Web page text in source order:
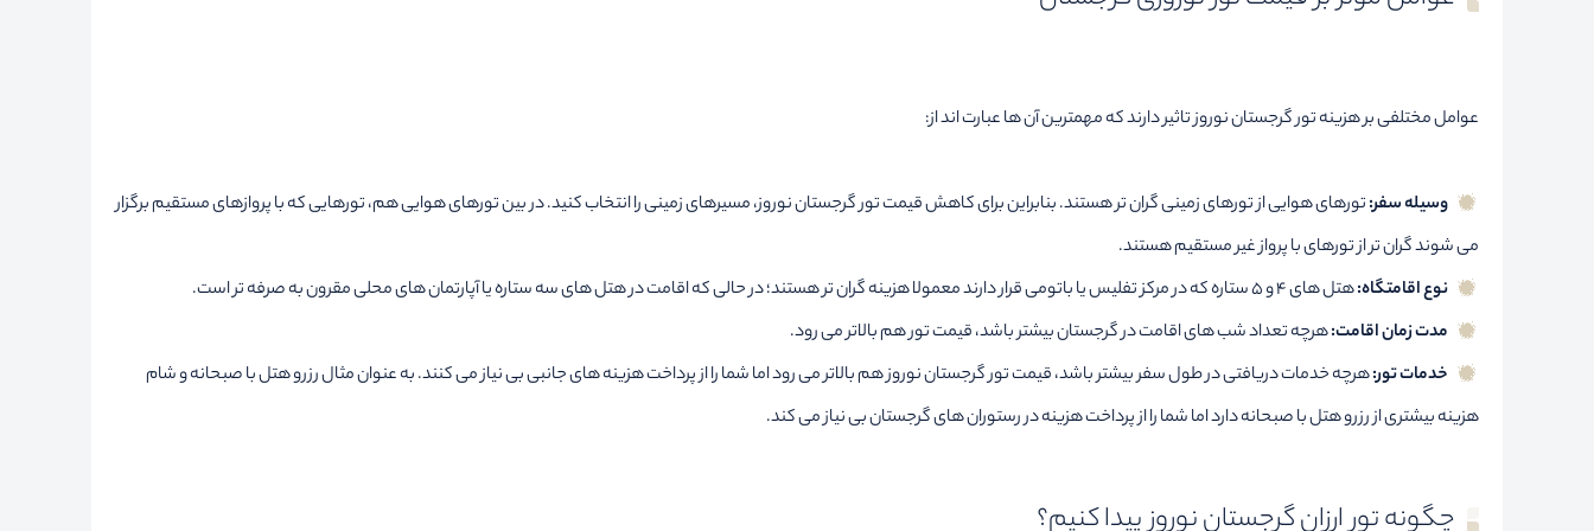
عوامل مختلفی بر هزینه تور گرجستان نوروز تاثیر دارند که مهمترین آن ها عبارت اند از:
وسیله سفر:تورهای هوایی از تورهای زمینی گران تر هستند. بنابراین برای کاهش قیمت تور گرجستان نوروز، مسیرهای زمینی را انتخاب کنید. در بین تورهای هوایی هم، تورهایی که با پروازهای مستقیم برگزار
می شوند گران تر از تورهای با پرواز غیر مستقیم هستند.
نوع اقامتگاه:هتل های 4 و 5 ستاره که در مرکز تفلیس یا باتومی قرار دارند معمولا هزینه گران تر هستند؛ در حالی که اقامت در هتل های سه ستاره یا آپارتمان های محلی مقرون به صرفه تر است.
مدت زمان اقامت:هرچه تعداد شب های اقامت در گرجستان بیشتر باشد، قیمت تور هم بالاتر می رود.
خدمات تور:هرچه خدمات دریافتی در طول سفر بیشتر باشد، قیمت تور گرجستان نوروز هم بالاتر می رود اما شما را از پرداخت هزینه های جانبی بی نیاز می کنند. به عنوان مثال رزرو هتل با صبحانه و شام
هزینه بیشتری از رزرو هتل با صبحانه دارد اما شما را از پرداخت هزینه در رستوران های گرجستان بی نیاز می کند.
چگونه تور ارزان گرجستان نوروز پیدا کنیم؟